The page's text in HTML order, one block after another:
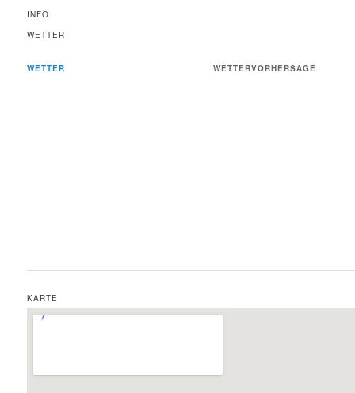
INFO
WETTER
WETTER WETTERVORHERSAGE
KARTE